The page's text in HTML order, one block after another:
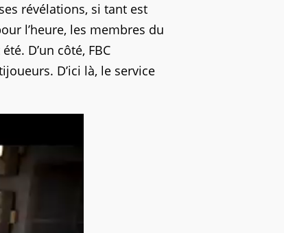
révélations, si tant est
l’heure, les membres du
D’un côté, FBC
D’ici là, le service